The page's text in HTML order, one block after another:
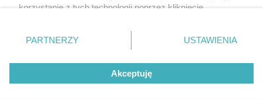
korzystanie z tych technologii poprzez kliknięcie
zmienić/wycofać klikając przycisk ustawień prywatności
znajdujący się w lewym dolnym rogu strony
rodzaje przetwarzania danych nie wymagają zgody
użytkownika, ale masz prawo sprzeciwić się takiemu
przetwarzaniu. Preferencje będą miały zastosowanie tylko
PARTNERZY USTAWIENIA
Akceptuję